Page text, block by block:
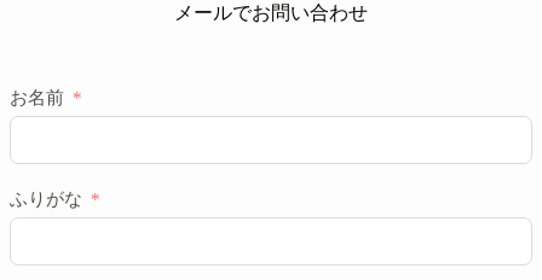
メールでお問い合わせ
お名前
ふりがな